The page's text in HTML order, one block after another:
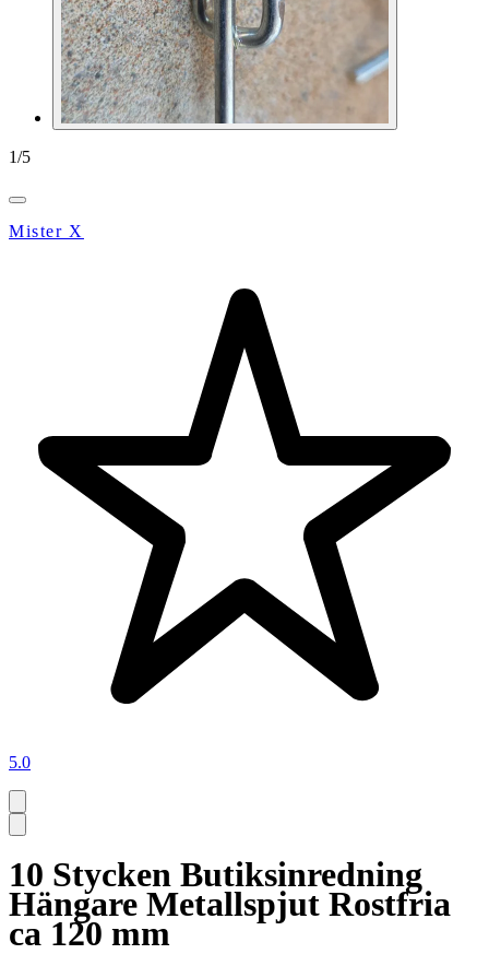
1/5
Mister X
5.0
10 Stycken Butiksinredning
Hängare Metallspjut Rostfria
ca 120 mm